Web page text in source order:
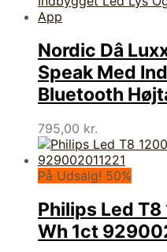
Nordic Dâ
Speak Med
Bluetooth
795,00 kr.
På Udsalg! 50%
Philips Led T8
Wh 1ct